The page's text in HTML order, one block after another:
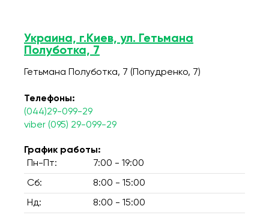
Украина, г.Киев, ул. Гетьмана
Полуботка, 7
Гетьмана Полуботка, 7 (Попудренко, 7)
Телефоны:
(044)29-099-29
viber (095) 29-099-29
График работы:
Пн-Пт:
7:00 - 19:00
Сб: 8:00 - 15:00
Нд: 8:00 - 15:00